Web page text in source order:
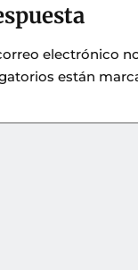
electrónico
están